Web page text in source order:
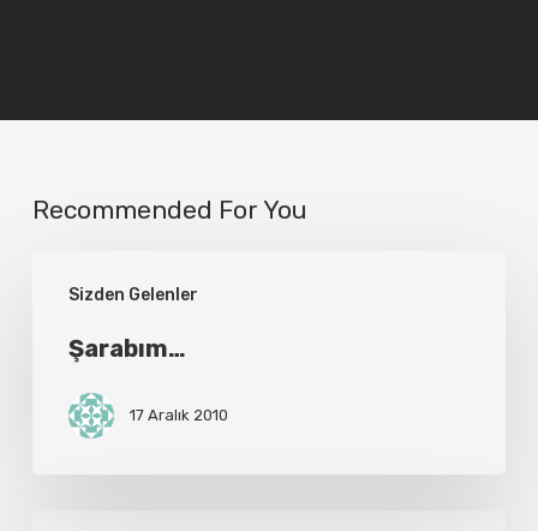
Recommended For You
Sizden Gelenler
Şarabım…
17 Aralık 2010